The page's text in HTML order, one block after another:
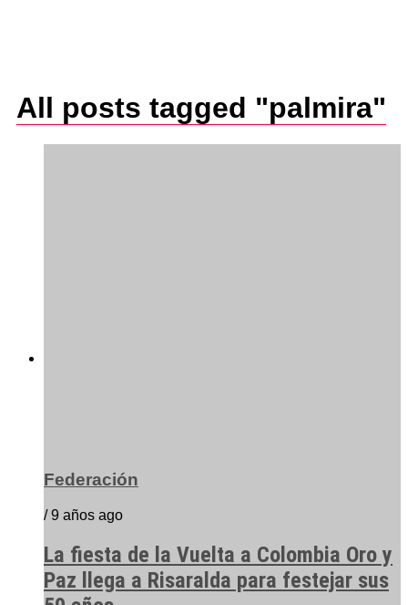
All posts tagged "palmira"
Federación
/ 9 años ago
La fiesta de la Vuelta a Colombia Oro y
Paz llega a Risaralda para festejar sus